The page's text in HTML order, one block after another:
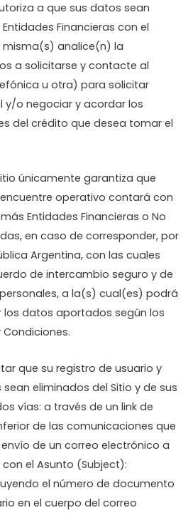
a que sus datos sean
Financieras con el
analice(n) la
a solicitarse y contacte al
u otra) para solicitar
y/o negociar y acordar los
del crédito que desea tomar el
únicamente garantiza que
operativo contará con
Entidades Financieras o No
en caso de corresponder, por
Argentina, con las cuales
de intercambio seguro y de
a la(s) cual(es) podrá
los datos aportados según los
que su registro de usuario y
eliminados del Sitio y de sus
vías: a través de un link de
de las comunicaciones que
de un correo electrónico a
el Asunto (Subject):
el número de documento
en el cuerpo del correo